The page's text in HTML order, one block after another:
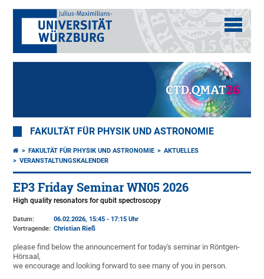
FAKULTÄT FÜR PHYSIK UND ASTRONOMIE
FAKULTÄT FÜR PHYSIK UND ASTRONOMIE
AKTUELLES
VERANSTALTUNGSKALENDER
EP3 Friday Seminar WN05 2026
High quality resonators for qubit spectroscopy
Datum:
06.02.2026, 15:45 - 17:15 Uhr
Vortragende: Christian Rieß
please find below the announcement for today's seminar in Röntgen-
Hörsaal,
we encourage and looking forward to see many of you in person.